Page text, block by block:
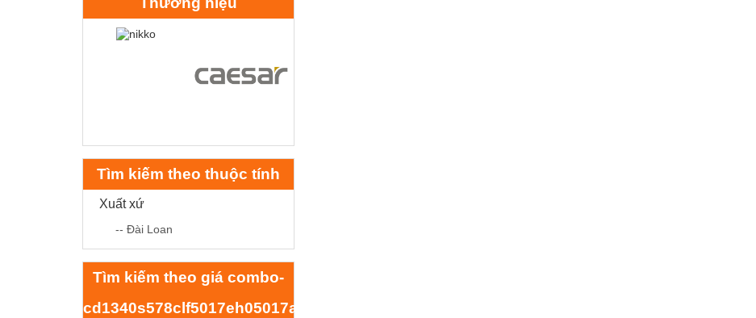
Tìm kiếm theo thuộc tính
Xuất xứ
-- Đài Loan
Tìm kiếm theo giá combo-
cd1340s578clf5017eh05017apvb380cubf304cw